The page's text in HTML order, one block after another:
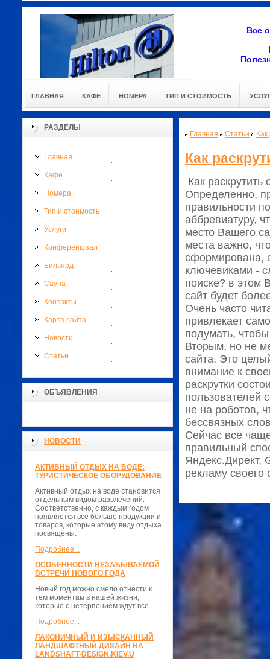
Все
ГЛАВНАЯ КАФЕ НОМЕРА ТИП И СТОИМОСТЬ
РАЗДЕЛЫ
Главная
Кафе
Номера
Тип и стоимость
Услуги
Конференц зал
Бильярд
Сауна
Контакты
Карта сайта
Новости
Статьи
ОБЪЯВЛЕНИЯ
НОВОСТИ
АКТИВНЫЙ ОТДЫХ НА ВОДЕ:
ТУРИСТИЧЕСКОЕ ОБОРУДОВАНИЕ
Активный отдых на воде становится
отдельным видом развлечений.
Соответственно, с каждым годом
появляется всё больше продукции и
товаров, которые этому виду отдыха
посвящены.
Подробнее...
ОСОБЕННОСТИ НЕЗАБЫВАЕМОЙ
ВСТРЕЧИ НОВОГО ГОДА
Новый год можно смело отнести к
тем моментам в нашей жизни,
которые с нетерпением ждут все.
Подробнее...
ЛАКОНИЧНЫЙ И ИЗЫСКАННЫЙ
ЛАНДШАФТНЫЙ ДИЗАЙН НА
LANDSHAFT-DESIGN.KIEV.U
Главная Статьи
Как
Как раскрутить
Определенно,
правильности
аббревиатуру,
место Вашего
места важно,
сформирована,
ключевиками -
поиске? в этом
сайт будет
Очень часто
привлекает
подумать, чтобы
Вторым, но не
сайта. Это
внимание к
раскрутки
пользователей
не на роботов,
бессвязных
Сейчас все
правильный
Яндекс.Директ,
рекламу